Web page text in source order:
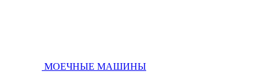
МОЕЧНЫЕ МАШИНЫ